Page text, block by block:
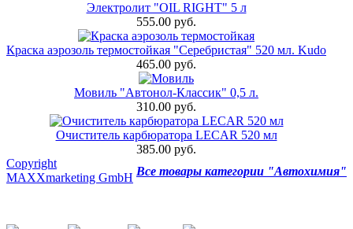
Электролит "OIL RIGHT" 5 л
555.00 руб.
Краска аэрозоль термостойкая "Серебристая" 520 мл. Kudo
465.00 руб.
Мовиль "Автонол-Классик" 0,5 л.
310.00 руб.
Очиститель карбюратора LECAR 520 мл
385.00 руб.
Все товары категории "Автохимия"
Copyright
MAXXmarketing GmbH